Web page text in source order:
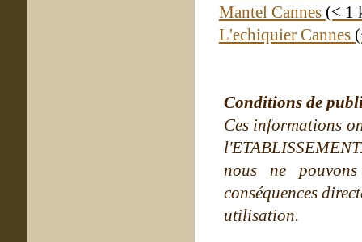
Mantel Cannes (< 1
L'echiquier Cannes
Conditions de
Ces informations
nous ne
conséquences
utilisation.